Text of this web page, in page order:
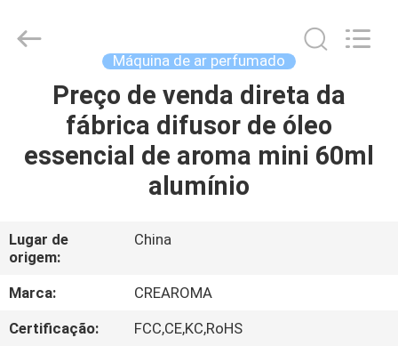
CASA
PRODUTOS
SHOW
DE
RV
Online
Market.
Máquina de ar perfumado
Preço de venda direta da
fábrica difusor de óleo
essencial de aroma mini 60ml
alumínio
Lugar de
origem:
China
Marca:
CREAROMA
Certificação:
FCC,CE,KC,RoHS